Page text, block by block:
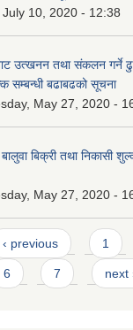
July 10, 2020 - 12:38
उत्खनन तथा संकलन गर्ने
सम्बन्धी बढाबढको सूचना
May 27, 2020 -
बिक्री तथा निकासी
May 27, 2020 -
‹ previous 1
6 7 next